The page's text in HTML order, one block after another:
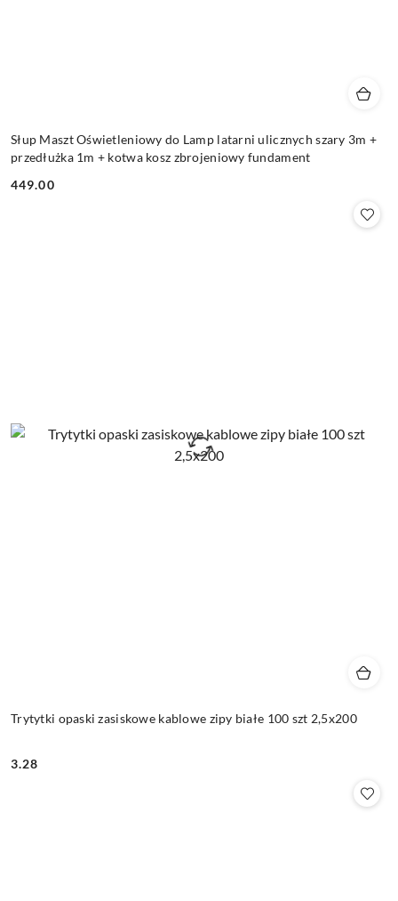
Słup Maszt Oświetleniowy do Lamp latarni ulicznych szary 3m +
przedłużka 1m + kotwa kosz zbrojeniowy fundament
Cena:
449.00
Trytytki opaski zasiskowe kablowe zipy białe 100 szt 2,5x200
Cena:
3.28